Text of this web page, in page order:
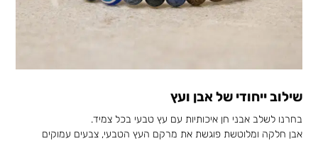
שילוב ייחודי של אבן ועץ
בחרנו לשלב אבני חן איכותיות עם עץ טבעי בכל צמיד.
אבן חלקה ומלוטשת פוגשת את מרקם העץ הטבעי, צבעים עמוקים